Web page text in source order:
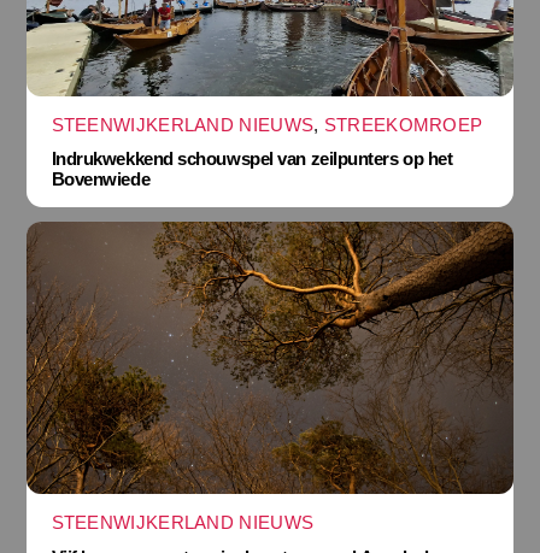
STEENWIJKERLAND NIEUWS, STREEKOMROEP
Indrukwekkend schouwspel van zeilpunters op het
Bovenwiede
STEENWIJKERLAND NIEUWS